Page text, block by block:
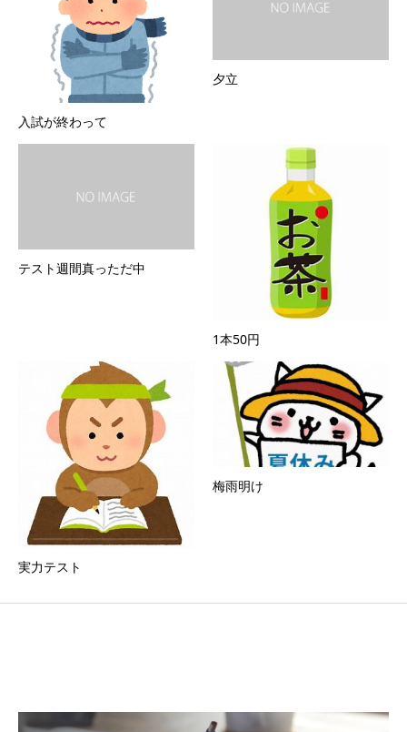
入試が終わって
夕立
テスト週間真っただ中
1本50円
実力テスト
梅雨明け